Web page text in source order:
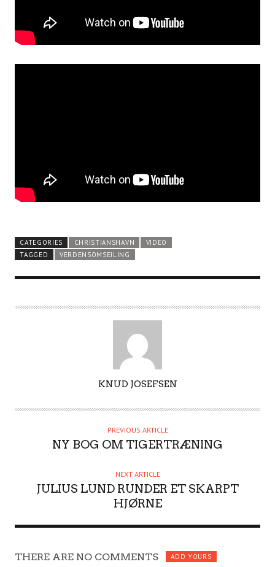
CATEGORIES CHRISTIANSHAVN
VIDEO
TAGGED
VERDENSOMSEJLING
T
KNUD JOSEFSEN
PREVIOUS ARTICLE
NY BOG OM TIGERTRÆNING
NEXT ARTICLE
JULIUS LUND RUNDER ET SKARPT
HJØRNE
THERE ARE NO COMMENTS ADD YOURS